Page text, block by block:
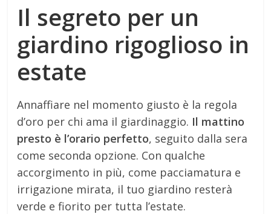
Il segreto per un
giardino rigoglioso in
estate
Annaffiare nel momento giusto è la regola
d’oro per chi ama il giardinaggio. Il mattino
presto è l’orario perfetto, seguito dalla sera
come seconda opzione. Con qualche
accorgimento in più, come pacciamatura e
irrigazione mirata, il tuo giardino resterà
verde e fiorito per tutta l’estate.